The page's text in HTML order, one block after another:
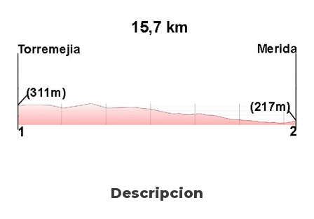
Descripcion